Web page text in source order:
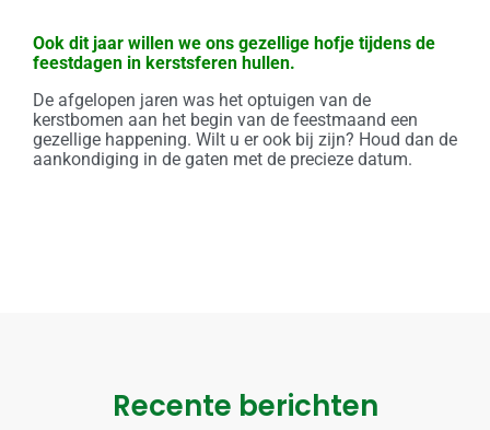
Ook dit jaar willen we ons gezellige hofje tijdens de
feestdagen in kerstsferen hullen.
De afgelopen jaren was het optuigen van de
kerstbomen aan het begin van de feestmaand een
gezellige happening. Wilt u er ook bij zijn? Houd dan de
aankondiging in de gaten met de precieze datum.
Recente berichten